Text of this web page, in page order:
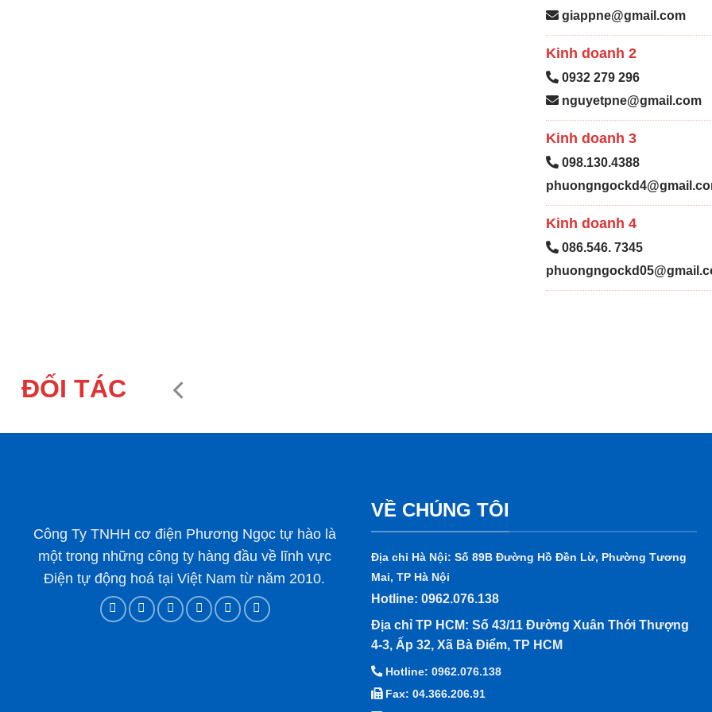
giappne@gmail.com
Kinh doanh 2
0932 279 296
nguyetpne@gmail.com
Kinh doanh 3
098.130.4388
Kinh doanh 4
086.546. 7345
ĐỐI TÁC
Công Ty TNHH cơ điện Phương Ngọc tự hào là
một trong những công ty hàng đầu về lĩnh vực
Điện tự động hoá tại Việt Nam từ năm 2010.
VỀ CHÚNG TÔI
Địa chỉ Hà Nội: Số 89B Đường Hồ Đền Lừ, Phường Tương
Mai, TP Hà Nội
Hotline: 0962.076.138
Địa chỉ TP HCM: Số 43/11 Đường Xuân Thới Thượng
4-3, Ấp 32, Xã Bà Điểm, TP HCM
Hotline: 0962.076.138
Fax: 04.366.206.91